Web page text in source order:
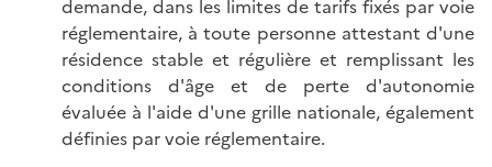
demande, dans les limites de tarifs fixés par voie
réglementaire, à toute personne attestant d'une
résidence stable et régulière et remplissant les
conditions d'âge et de perte d'autonomie
évaluée à l'aide d'une grille nationale, également
définies par voie réglementaire.